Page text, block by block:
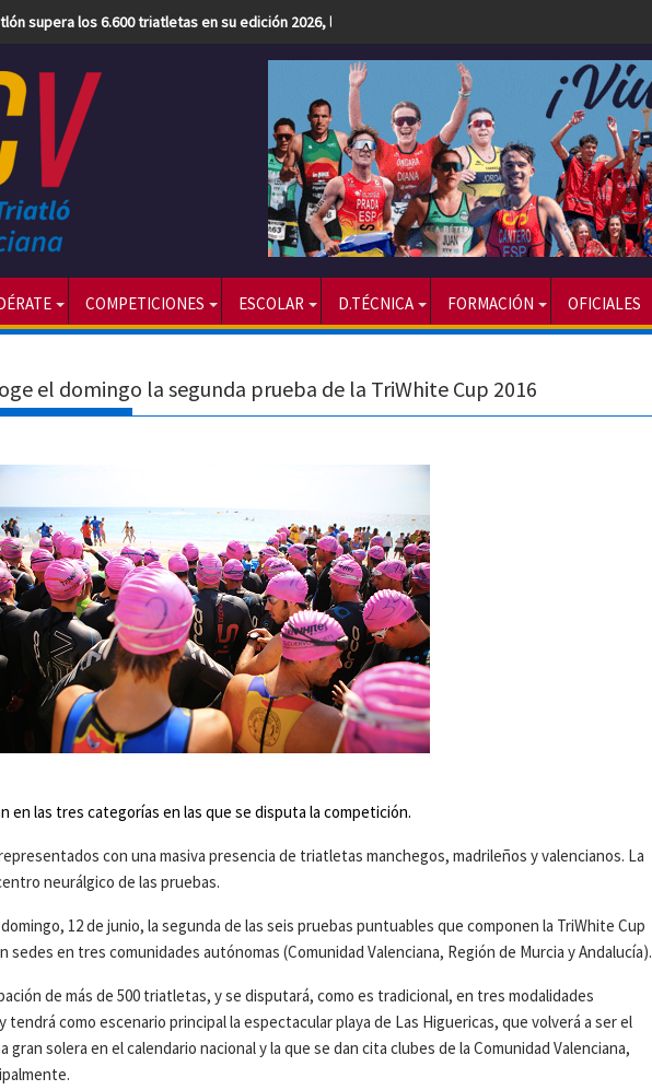
supera los 6.600 triatletas en su edición 2026, la más numerosa hasta la fecha
COMPETICIONES ESCOLAR D.TÉCNICA FORMACIÓN OFICIALES
el domingo la segunda prueba de la TriWhite Cup 2016
en las tres categorías en las que se disputa la competición.
con una masiva presencia de triatletas manchegos, madrileños y valencianos. La
neurálgico de las pruebas.
12 de junio, la segunda de las seis pruebas puntuables que componen la TriWhite Cup
sedes en tres comunidades autónomas (Comunidad Valenciana, Región de Murcia y Andalucía).
de más de 500 triatletas, y se disputará, como es tradicional, en tres modalidades
tendrá como escenario principal la espectacular playa de Las Higuericas, que volverá a ser el
solera en el calendario nacional y la que se dan cita clubes de la Comunidad Valenciana,